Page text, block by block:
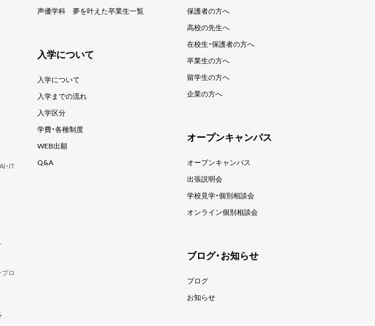
・IT
ロ
声優学科 夢を叶えた卒業生一覧
入学について
入学について
入学までの流れ
入学区分
学費・各種制度
WEB出願
Q&A
保護者の方へ
高校の先生へ
在校生・保護者の方へ
卒業生の方へ
留学生の方へ
企業の方へ
オープンキャンパス
オープンキャンパス
出張説明会
学校見学・個別相談会
オンライン個別相談会
ブログ・お知らせ
ブログ
お知らせ